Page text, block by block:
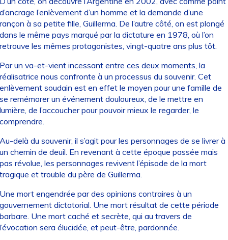
l’enlèvement d’un homme et la demande d’une
à sa petite fille, Guillerma. De l’autre côté, on est plongé
le même pays marqué par la dictature en 1978, où l’on
les mêmes protagonistes, vingt-quatre ans plus tôt.
un va-et-vient incessant entre ces deux moments, la
nous confronte à un processus du souvenir. Cet
soudain est en effet le moyen pour une famille de
remémorer un événement douloureux, de le mettre en
de l’accoucher pour pouvoir mieux le regarder, le
delà du souvenir, il s’agit pour les personnages de se livrer à
chemin de deuil. En revenant à cette époque passée mais
révolue, les personnages revivent l’épisode de la mort
et trouble du père de Guillerma.
mort engendrée par des opinions contraires à un
dictatorial. Une mort résultat de cette période
Une mort caché et secrète, qui au travers de
sera élucidée, et peut-être, pardonnée.